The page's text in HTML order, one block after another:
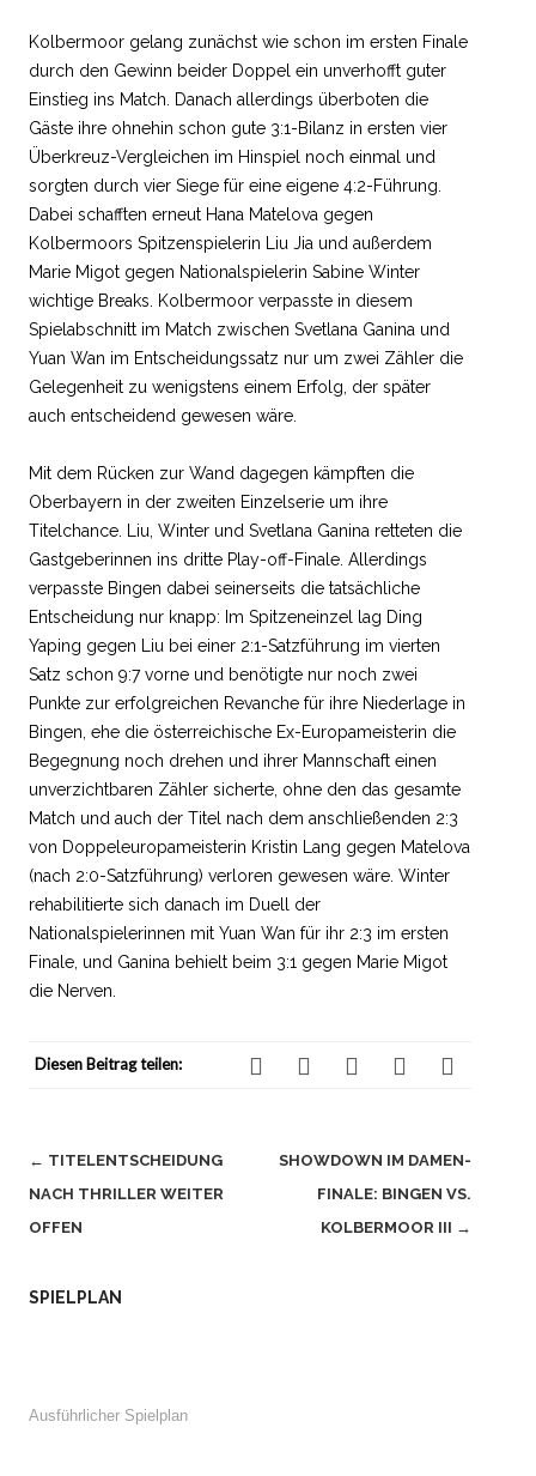
Kolbermoor gelang zunächst wie schon im ersten Finale
durch den Gewinn beider Doppel ein unverhofft guter
Einstieg ins Match. Danach allerdings überboten die
Gäste ihre ohnehin schon gute 3:1-Bilanz in ersten vier
Überkreuz-Vergleichen im Hinspiel noch einmal und
sorgten durch vier Siege für eine eigene 4:2-Führung.
Dabei schafften erneut Hana Matelova gegen
Kolbermoors Spitzenspielerin Liu Jia und außerdem
Marie Migot gegen Nationalspielerin Sabine Winter
wichtige Breaks. Kolbermoor verpasste in diesem
Spielabschnitt im Match zwischen Svetlana Ganina und
Yuan Wan im Entscheidungssatz nur um zwei Zähler die
Gelegenheit zu wenigstens einem Erfolg, der später
auch entscheidend gewesen wäre.
Mit dem Rücken zur Wand dagegen kämpften die
Oberbayern in der zweiten Einzelserie um ihre
Titelchance. Liu, Winter und Svetlana Ganina retteten die
Gastgeberinnen ins dritte Play-off-Finale. Allerdings
verpasste Bingen dabei seinerseits die tatsächliche
Entscheidung nur knapp: Im Spitzeneinzel lag Ding
Yaping gegen Liu bei einer 2:1-Satzführung im vierten
Satz schon 9:7 vorne und benötigte nur noch zwei
Punkte zur erfolgreichen Revanche für ihre Niederlage in
Bingen, ehe die österreichische Ex-Europameisterin die
Begegnung noch drehen und ihrer Mannschaft einen
unverzichtbaren Zähler sicherte, ohne den das gesamte
Match und auch der Titel nach dem anschließenden 2:3
von Doppeleuropameisterin Kristin Lang gegen Matelova
(nach 2:0-Satzführung) verloren gewesen wäre. Winter
rehabilitierte sich danach im Duell der
Nationalspielerinnen mit Yuan Wan für ihr 2:3 im ersten
Finale, und Ganina behielt beim 3:1 gegen Marie Migot
die Nerven.
Diesen Beitrag teilen:
Beitragsnavigation
← TITELENTSCHEIDUNG
NACH THRILLER WEITER
OFFEN
SHOWDOWN IM DAMEN-
FINALE: BINGEN VS.
KOLBERMOOR III →
SPIELPLAN
Ausführlicher Spielplan